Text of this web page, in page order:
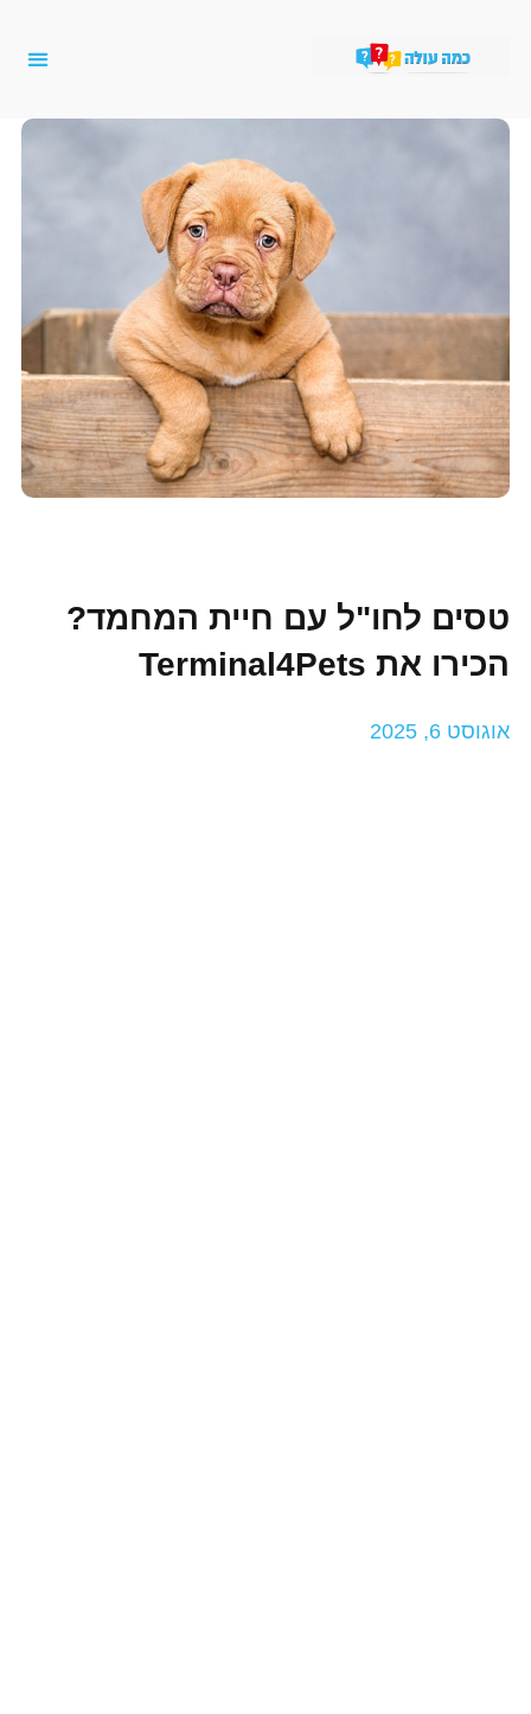
טסים לחו"ל עם חיית המחמד?
הכירו את Terminal4Pets
אוגוסט 6, 2025